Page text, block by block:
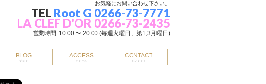
お気軽にお問い合わせ下さい。
TEL Root G 0266-73-7771
LA CLEF D'OR 0266-73-2435
営業時間: 10:00 〜 20:00 (毎週火曜日、第1,3月曜日)
BLOG
ブログ
ACCESS
アクセス
CONTACT
コンタクト